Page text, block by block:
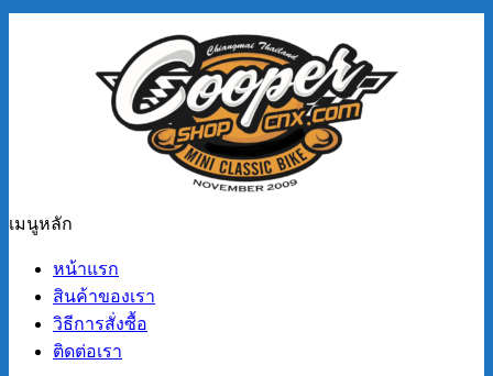
เมนูหลัก
หน้าแรก
สินค้าของเรา
วิธีการสั่งซื้อ
ติดต่อเรา